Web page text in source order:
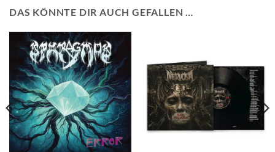
DAS KÖNNTE DIR AUCH GEFALLEN …